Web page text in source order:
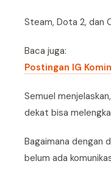
Steam, Dota 2, dan
Baca juga:
Postingan IG
Semuel
dekat bisa
Bagaimana dengan
belum ada